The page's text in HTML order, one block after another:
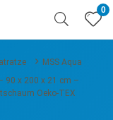
0
MSS Aqua
90 x 200 x 21 cm –
Oeko-TEX